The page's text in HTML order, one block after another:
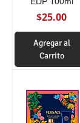
Precio
$25.00
Agregar al
Carrito